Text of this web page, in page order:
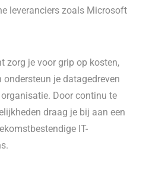
leveranciers zoals Microsoft
zorg je voor grip op kosten,
je datagedreven
Door continu te
draag je bij aan een
IT-